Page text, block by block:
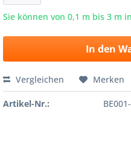
Sie können von 0,1 m bis3 m
In den
Vergleichen Merken
Artikel-Nr.: